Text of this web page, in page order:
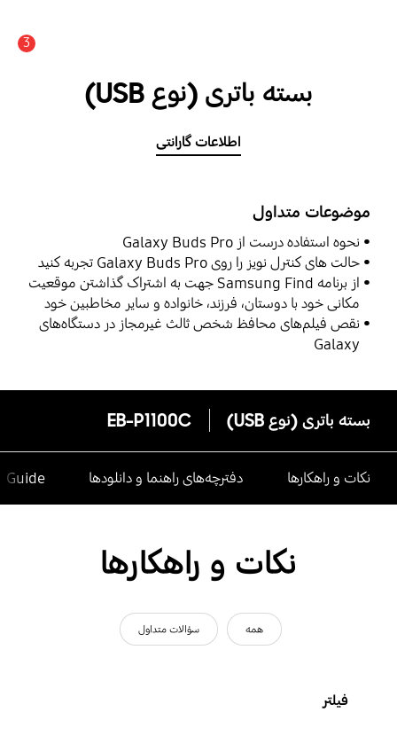
3
بسته باتری (نوع USB)
اطلاعات گارانتی
موضوعات متداول
نحوه استفاده درست از Galaxy Buds Pro
حالت ‌های کنترل‌ نویز را روی Galaxy Buds Pro تجربه کنید
از برنامه Samsung Find جهت به اشتراک گذاشتن موقعیت
مکانی خود با دوستان، فرزند، خانواده و سایر مخاطبین خود
استفاده نمایید
نقص فیلم‌های محافظ شخص ثالث غیرمجاز در دستگاه‌های
Galaxy
بسته باتری (نوع USB) EB-P1100C
نکات و راهکارها دفترچه‌های راهنما و دانلودها
نکات و راهکارها
همه سؤالات متداول
فیلتر